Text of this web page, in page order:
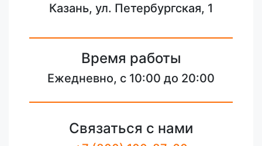
Казань, ул. Петербургская, 1
Время работы
Ежедневно, с 10:00 до 20:00
Связаться с нами